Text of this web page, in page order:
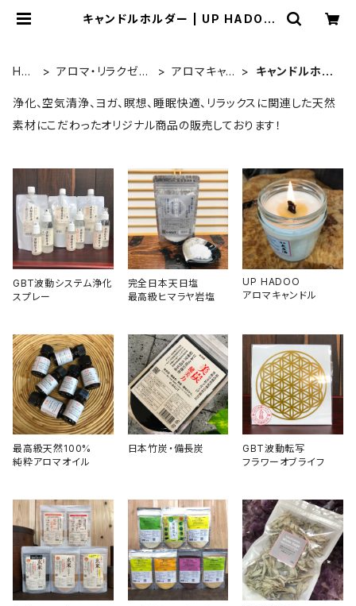
キャンドルホルダー | UP HADOO
HO
アロマ・リラクゼー
アロマキャン
キャンドルホル
浄化、空気清浄、ヨガ、瞑想、睡眠快適、リラックスに関連した天然
素材にこだわったオリジナル商品の販売しております！
GBT波動システム浄化
スプレー
完全日本天日塩
最高級ヒマラヤ岩塩
UP HADOO
アロマキャンドル
最高級天然100%
純粋アロマオイル
日本竹炭・備長炭
GBT波動転写
フラワーオブライフ